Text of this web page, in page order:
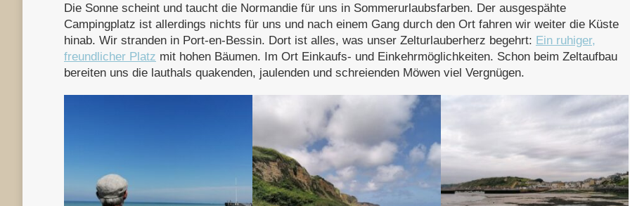
Die Sonne scheint und taucht die Normandie für uns in Sommerurlaubsfarben. Der ausgespähte
Campingplatz ist allerdings nichts für uns und nach einem Gang durch den Ort fahren wir weiter die Küste
hinab. Wir stranden in Port-en-Bessin. Dort ist alles, was unser Zelturlauberherz begehrt: Ein ruhiger,
freundlicher Platz mit hohen Bäumen. Im Ort Einkaufs- und Einkehrmöglichkeiten. Schon beim Zeltaufbau
bereiten uns die lauthals quakenden, jaulenden und schreienden Möwen viel Vergnügen.